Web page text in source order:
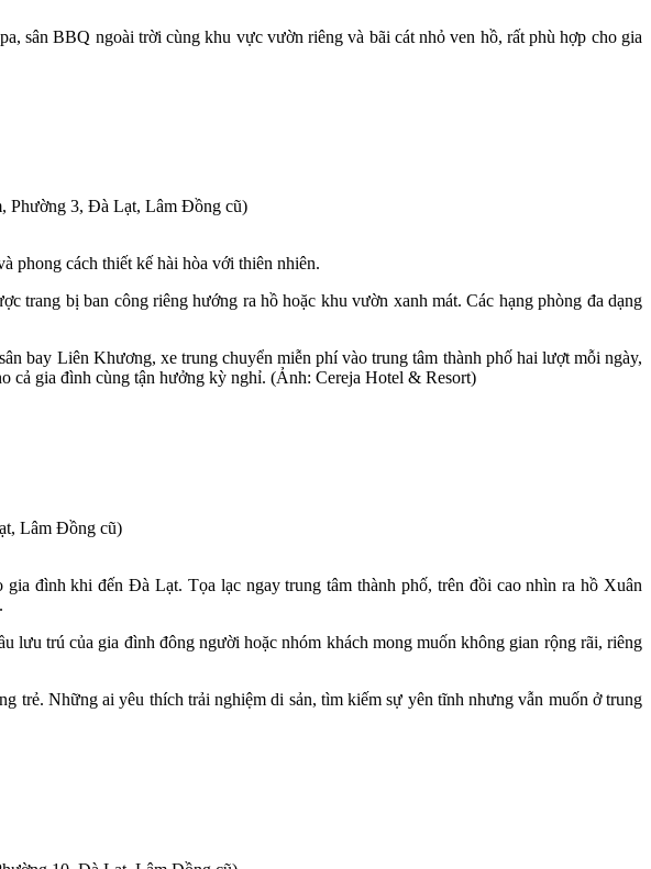
sân BBQ ngoài trời cùng khu vực vườn riêng và bãi cát nhỏ ven hồ, rất phù hợp cho gia
Phường 3, Đà Lạt, Lâm Đồng cũ)
phong cách thiết kế hài hòa với thiên nhiên.
trang bị ban công riêng hướng ra hồ hoặc khu vườn xanh mát. Các hạng phòng đa dạng
bay Liên Khương, xe trung chuyển miễn phí vào trung tâm thành phố hai lượt mỗi ngày,
cả gia đình cùng tận hưởng kỳ nghỉ. (Ảnh: Cereja Hotel & Resort)
Lâm Đồng cũ)
đình khi đến Đà Lạt. Tọa lạc ngay trung tâm thành phố, trên đồi cao nhìn ra hồ Xuân
lưu trú của gia đình đông người hoặc nhóm khách mong muốn không gian rộng rãi, riêng
trẻ. Những ai yêu thích trải nghiệm di sản, tìm kiếm sự yên tĩnh nhưng vẫn muốn ở trung